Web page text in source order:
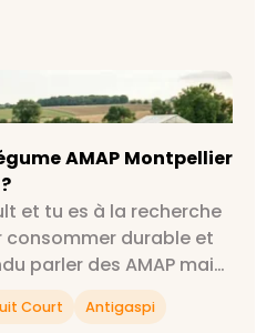
AMAP Montpellier
AMAP Montpellier
et tu es à la recherche
consommer durable et
parler des AMAP mais
ce que c'est ?
est fait pour toi 😉
Court Antigaspi